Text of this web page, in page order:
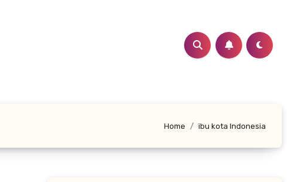
Home ibu kota Indonesia